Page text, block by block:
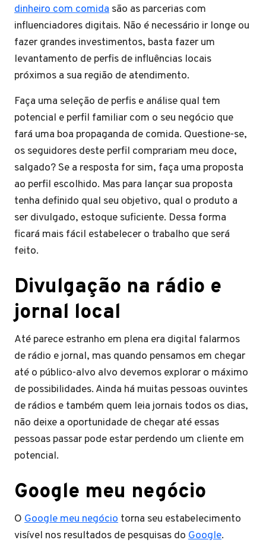
dinheiro com comida são as parcerias com
influenciadores digitais. Não é necessário ir longe ou
fazer grandes investimentos, basta fazer um
levantamento de perfis de influências locais
próximos a sua região de atendimento.
Faça uma seleção de perfis e análise qual tem
potencial e perfil familiar com o seu negócio que
fará uma boa propaganda de comida. Questione-se,
os seguidores deste perfil comprariam meu doce,
salgado? Se a resposta for sim, faça uma proposta
ao perfil escolhido. Mas para lançar sua proposta
tenha definido qual seu objetivo, qual o produto a
ser divulgado, estoque suficiente. Dessa forma
ficará mais fácil estabelecer o trabalho que será
feito.
Divulgação na rádio e
jornal local
Até parece estranho em plena era digital falarmos
de rádio e jornal, mas quando pensamos em chegar
até o público-alvo alvo devemos explorar o máximo
de possibilidades. Ainda há muitas pessoas ouvintes
de rádios e também quem leia jornais todos os dias,
não deixe a oportunidade de chegar até essas
pessoas passar pode estar perdendo um cliente em
potencial.
Google meu negócio
O Google meu negócio torna seu estabelecimento
visível nos resultados de pesquisas do Google.